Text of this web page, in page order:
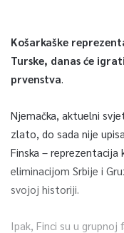
Košarkaške
Turske, danas će
prvenstva
Njemačka, aktuelni
zlato, do sada nije
Finska –
eliminacijom Srbije i
svojoj historiji.
Ipak, Finci su u grupnoj